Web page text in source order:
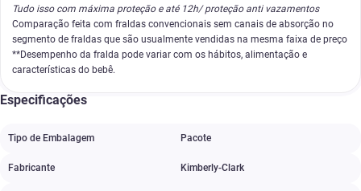
Tudo isso com máxima proteção e até 12h/ proteção anti vazamentos
Comparação feita com fraldas convencionais sem canais de absorção no
segmento de fraldas que são usualmente vendidas na mesma faixa de preço
**Desempenho da fralda pode variar com os hábitos, alimentação e
características do bebê.
Especificações
Tipo de Embalagem Pacote
Fabricante Kimberly-Clark